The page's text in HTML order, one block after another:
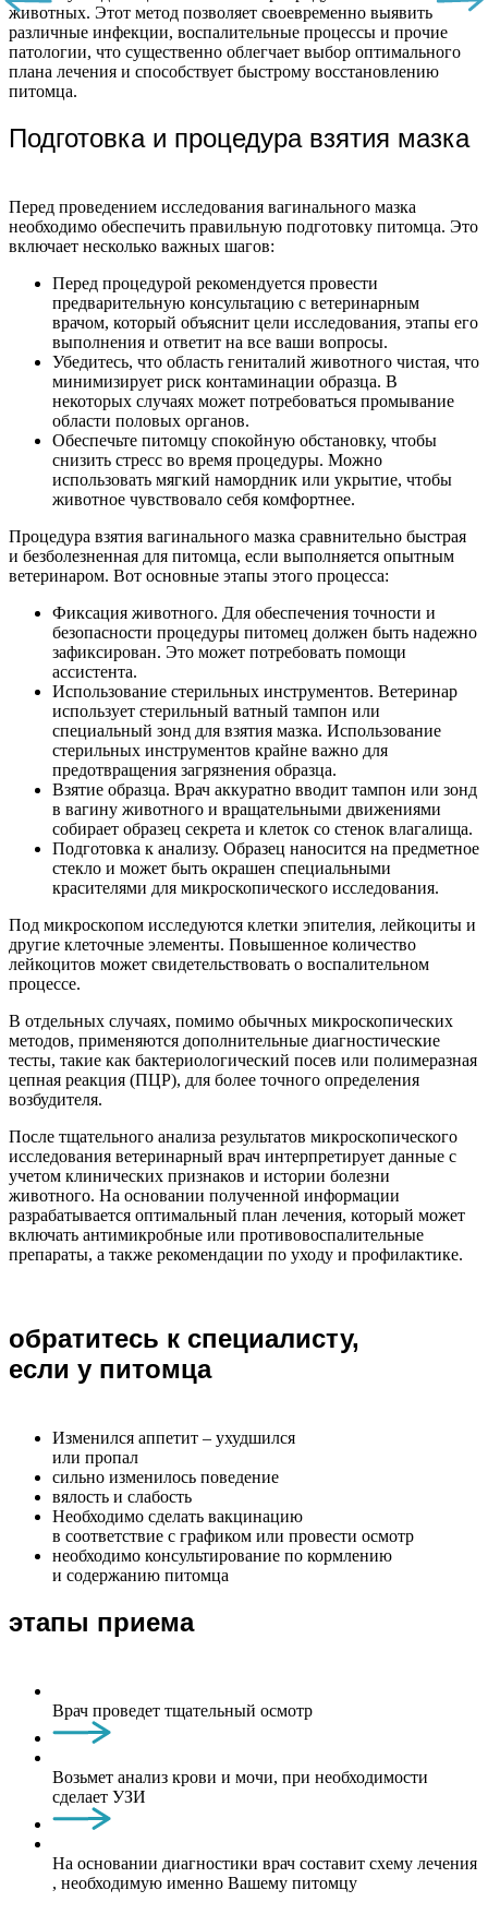
животных. Этот метод позволяет своевременно выявить
различные инфекции, воспалительные процессы и прочие
патологии, что существенно облегчает выбор оптимального
плана лечения и способствует быстрому восстановлению
питомца.
Подготовка и процедура взятия мазка
Перед проведением исследования вагинального мазка
необходимо обеспечить правильную подготовку питомца. Это
включает несколько важных шагов:
Перед процедурой рекомендуется провести
предварительную консультацию с ветеринарным
врачом, который объяснит цели исследования, этапы его
выполнения и ответит на все ваши вопросы.
Убедитесь, что область гениталий животного чистая, что
минимизирует риск контаминации образца. В
некоторых случаях может потребоваться промывание
области половых органов.
Обеспечьте питомцу спокойную обстановку, чтобы
снизить стресс во время процедуры. Можно
использовать мягкий намордник или укрытие, чтобы
животное чувствовало себя комфортнее.
Процедура взятия вагинального мазка сравнительно быстрая
и безболезненная для питомца, если выполняется опытным
ветеринаром. Вот основные этапы этого процесса:
Фиксация животного. Для обеспечения точности и
безопасности процедуры питомец должен быть надежно
зафиксирован. Это может потребовать помощи
ассистента.
Использование стерильных инструментов. Ветеринар
использует стерильный ватный тампон или
специальный зонд для взятия мазка. Использование
стерильных инструментов крайне важно для
предотвращения загрязнения образца.
Взятие образца. Врач аккуратно вводит тампон или зонд
в вагину животного и вращательными движениями
собирает образец секрета и клеток со стенок влагалища.
Подготовка к анализу. Образец наносится на предметное
стекло и может быть окрашен специальными
красителями для микроскопического исследования.
Под микроскопом исследуются клетки эпителия, лейкоциты и
другие клеточные элементы. Повышенное количество
лейкоцитов может свидетельствовать о воспалительном
процессе.
В отдельных случаях, помимо обычных микроскопических
методов, применяются дополнительные диагностические
тесты, такие как бактериологический посев или полимеразная
цепная реакция (ПЦР), для более точного определения
возбудителя.
После тщательного анализа результатов микроскопического
исследования ветеринарный врач интерпретирует данные с
учетом клинических признаков и истории болезни
животного. На основании полученной информации
разрабатывается оптимальный план лечения, который может
включать антимикробные или противовоспалительные
препараты, а также рекомендации по уходу и профилактике.
обратитесь к специалисту,
если у питомца
Изменился аппетит – ухудшился
или пропал
сильно изменилось поведение
вялость и слабость
Необходимо сделать вакцинацию
в соответствие с графиком или провести осмотр
необходимо консультирование по кормлению
и содержанию питомца
этапы приема
Врач проведет тщательный осмотр
Возьмет анализ крови и мочи, при необходимости
сделает УЗИ
На основании диагностики врач составит схему лечения
, необходимую именно Вашему питомцу